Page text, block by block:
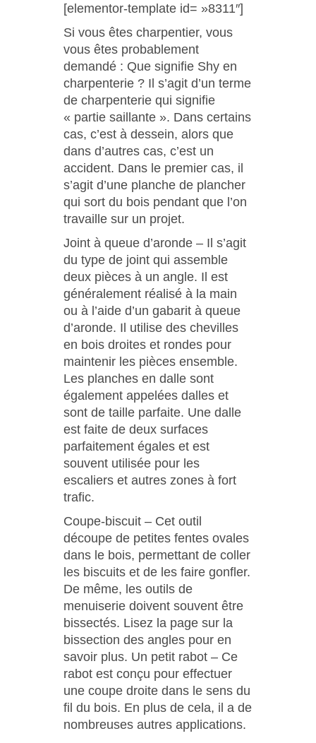
[elementor-template id= »8311″]
Si vous êtes charpentier, vous
vous êtes probablement
demandé : Que signifie Shy en
charpenterie ? Il s’agit d’un terme
de charpenterie qui signifie
« partie saillante ». Dans certains
cas, c’est à dessein, alors que
dans d’autres cas, c’est un
accident. Dans le premier cas, il
s’agit d’une planche de plancher
qui sort du bois pendant que l’on
travaille sur un projet.
Joint à queue d’aronde – Il s’agit
du type de joint qui assemble
deux pièces à un angle. Il est
généralement réalisé à la main
ou à l’aide d’un gabarit à queue
d’aronde. Il utilise des chevilles
en bois droites et rondes pour
maintenir les pièces ensemble.
Les planches en dalle sont
également appelées dalles et
sont de taille parfaite. Une dalle
est faite de deux surfaces
parfaitement égales et est
souvent utilisée pour les
escaliers et autres zones à fort
trafic.
Coupe-biscuit – Cet outil
découpe de petites fentes ovales
dans le bois, permettant de coller
les biscuits et de les faire gonfler.
De même, les outils de
menuiserie doivent souvent être
bissectés. Lisez la page sur la
bissection des angles pour en
savoir plus. Un petit rabot – Ce
rabot est conçu pour effectuer
une coupe droite dans le sens du
fil du bois. En plus de cela, il a de
nombreuses autres applications.